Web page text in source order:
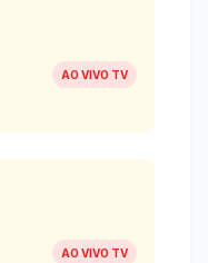
AO VIVO TV
AO VIVO TV